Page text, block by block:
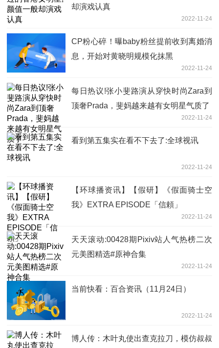
却演戏认真
2022-11-24
CP粉心碎！曝baby粉丝提前收到离婚消
息，开始对黄晓明规模化抹黑
2022-11-24
每日热议!张小斐路演从穿快时尚Zara到
顶奢Prada，斐妈越来越有女明星气质了
2022-11-24
看到第五集实在看不下去了:全球视讯
2022-11-24
【环球播资讯】【假研】《假面骑士空
我》EXTRA EPISODE「信頼」
2022-11-24
天天滚动:00428期Pixiv站人气热榜二次
元美图精选#原神合集
2022-11-24
当前快看：百合资讯（11月24日）
2022-11-24
博人传：木叶丸使出查克拉刀，模仿叔叔